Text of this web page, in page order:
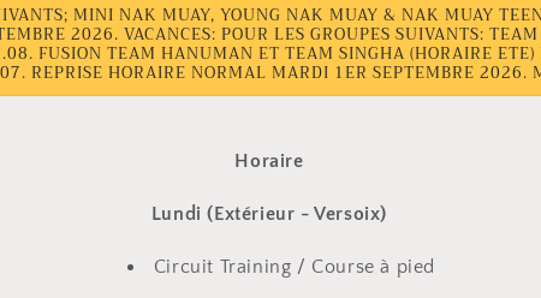
MINI NAK MUAY, YOUNG NAK MUAY & NAK MUAY
2026. VACANCES: POUR LES GROUPES SUIVANTS:
FUSION TEAM HANUMAN ET TEAM SINGHA (HORAIRE
REPRISE HORAIRE NORMAL MARDI 1ER SEPTEMBRE 2026.
Horaire
Lundi (Extérieur - Versoix)
Circuit Training / Course à pied